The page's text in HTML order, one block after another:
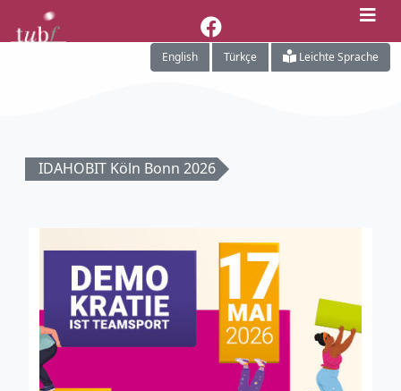
English Türkçe Leichte Sprache
IDAHOBIT Köln Bonn 2026